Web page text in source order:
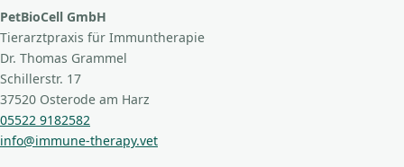
PetBioCell GmbH
Tierarztpraxis für Immuntherapie
Dr. Thomas Grammel
Schillerstr. 17
37520 Osterode am Harz
05522 9182582
info@immune-therapy.vet